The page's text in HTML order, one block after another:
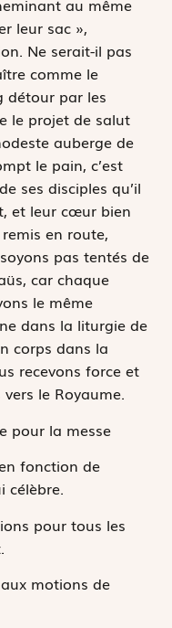
au même
leur sac »,
Ne serait-il pas
comme le
détour par les
le projet de salut
auberge de
le pain, c’est
ses disciples qu’il
et leur cœur bien
en route,
pas tentés de
car chaque
le même
dans la liturgie de
corps dans la
recevons force et
le Royaume.
pour la messe
fonction de
célèbre.
pour tous les
motions de